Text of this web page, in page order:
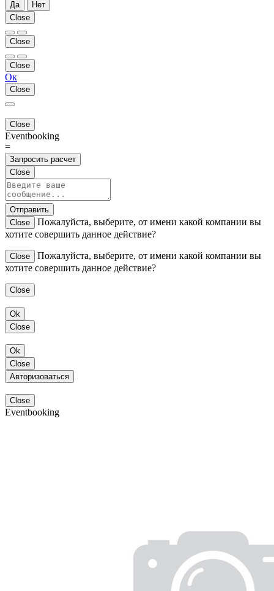
Да
Нет
Close
Close
Close
Ок
Close
Close
Eventbooking
=
Запросить расчет
Close
Отправить
Close
Пожалуйста, выберите, от имени какой компании вы
хотите совершить данное действие?
Close
Пожалуйста, выберите, от имени какой компании вы
хотите совершить данное действие?
Close
Ok
Close
Ok
Close
Авторизоваться
Close
Eventbooking